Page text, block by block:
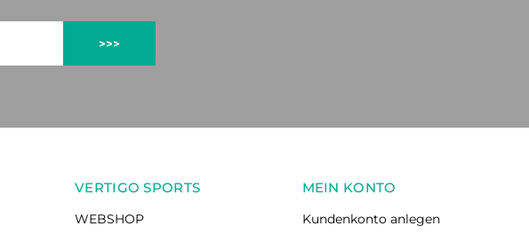
>>>
VERTIGO SPORTS
WEBSHOP
MEIN KONTO
Kundenkonto anlegen